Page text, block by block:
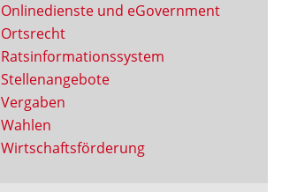
Onlinedienste und eGovernment
Ortsrecht
Ratsinformationssystem
Stellenangebote
Vergaben
Wahlen
Wirtschaftsförderung